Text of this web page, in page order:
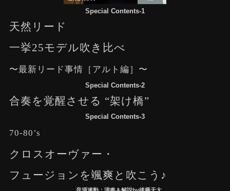
Special Contents-1
天然リード
一挙25モデル吹き比べ
〜最新リード事情［アルト編］〜
Special Contents-2
合奏を覚醒させる “架け橋”
Special Contents-3
70-80’s
クロスオーヴァー・
フュージョンを颯爽と吹こう♪
音源連動：演奏＆解説by後藤天太